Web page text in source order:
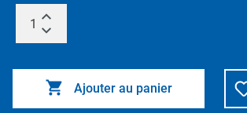
Ajouter au panier